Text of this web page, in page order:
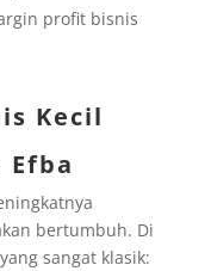
profit bisnis
Kecil
Efba
bertumbuh. Di
sangat klasik: